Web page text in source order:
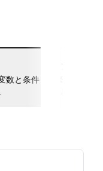
数と条件